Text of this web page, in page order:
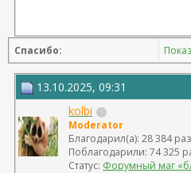
Спасибо:
13.10.2025, 09:31
kolbi
Moderator
Благодарил(а): 28 384
Поблагодарили: 74 325
Статус: Форумный маг